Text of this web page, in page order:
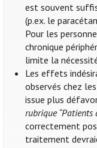
est souvent
(p.ex. le
Pour les
chronique
limite la
Les effets
observés chez
issue plus
rubrique “Patients
correctement
traitement